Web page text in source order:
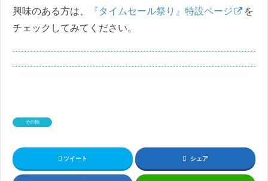
興味のある方は、 『タイムセール祭り』特設ページ
を
チェックしてみてください。
その他
ツイート シェア